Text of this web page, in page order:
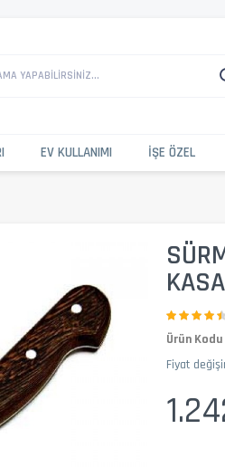
YAPABILIRSINIZ...
EV KULLANIMI İŞE ÖZEL
Ürün Kodu
Fiyat